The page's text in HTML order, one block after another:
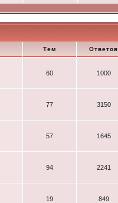
Тем Ответов
60 1000
77 3150
57 1645
94 2241
19 849